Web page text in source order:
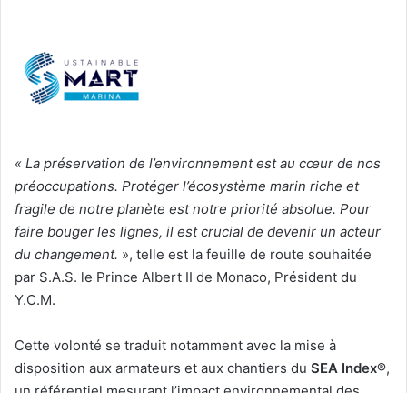
« La préservation de l’environnement est au cœur de nos
préoccupations. Protéger l’écosystème marin riche et
fragile de notre planète est notre priorité absolue. Pour
faire bouger les lignes, il est crucial de devenir un acteur
du changement. », telle est la feuille de route souhaitée
par S.A.S. le Prince Albert II de Monaco, Président du
Y.C.M.
Cette volonté se traduit notamment avec la mise à
disposition aux armateurs et aux chantiers du SEA Index®,